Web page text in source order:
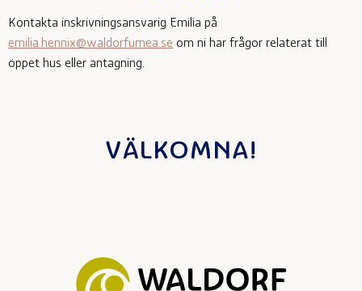
Kontakta inskrivningsansvarig Emilia på
emilia.hennix@waldorfumea.se om ni har frågor relaterat till
öppet hus eller antagning.
VÄLKOMNA!